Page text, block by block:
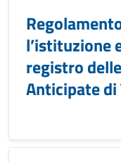
l’istituzione
registro
Anticipate di